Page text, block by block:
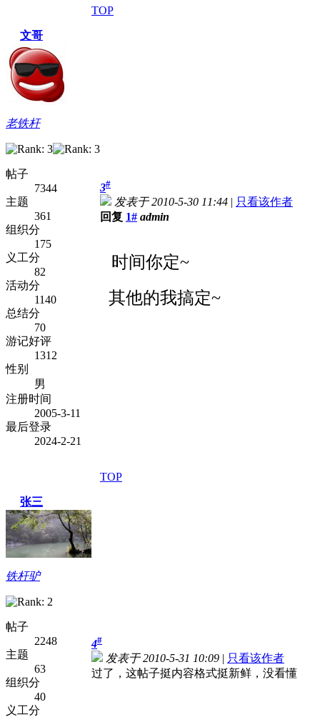
TOP
文哥
老铁杆
帖子
7344
主题
361
组织分
175
义工分
82
活动分
1140
总结分
70
游记好评
1312
性别
男
注册时间
2005-3-11
最后登录
2024-2-21
3#
发表于 2010-5-30 11:44 | 只看该作者
回复 1# admin
时间你定~
其他的我搞定~
TOP
张三
铁杆驴
帖子
2248
主题
63
组织分
40
义工分
4#
发表于 2010-5-31 10:09 | 只看该作者
过了，这帖子挺内容格式挺新鲜，没看懂